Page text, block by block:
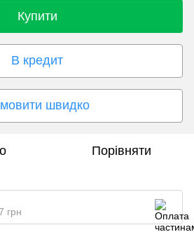
Купити
В кредит
швидко
Порівняти
грн